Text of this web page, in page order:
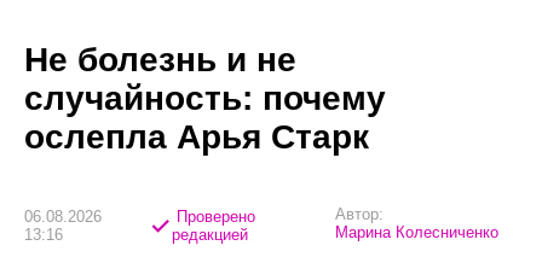
Не болезнь и не
случайность: почему
ослепла Арья Старк
06.08.2026
13:16
Проверено
редакцией
Автор:
Марина Колесниченко